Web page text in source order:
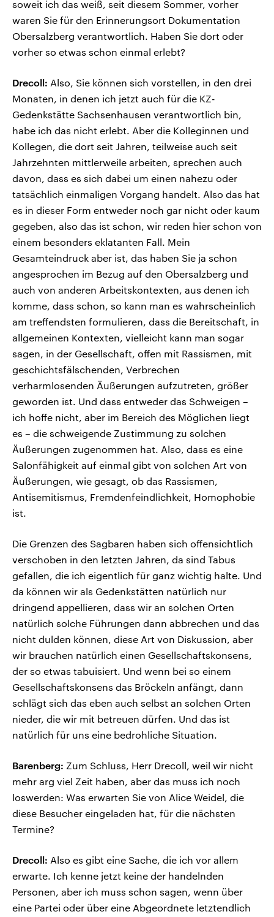
soweit ich das weiß, seit diesem Sommer, vorher
waren Sie für den Erinnerungsort Dokumentation
Obersalzberg verantwortlich. Haben Sie dort oder
vorher so etwas schon einmal erlebt?
Drecoll: Also, Sie können sich vorstellen, in den drei
Monaten, in denen ich jetzt auch für die KZ-
Gedenkstätte Sachsenhausen verantwortlich bin,
habe ich das nicht erlebt. Aber die Kolleginnen und
Kollegen, die dort seit Jahren, teilweise auch seit
Jahrzehnten mittlerweile arbeiten, sprechen auch
davon, dass es sich dabei um einen nahezu oder
tatsächlich einmaligen Vorgang handelt. Also das hat
es in dieser Form entweder noch gar nicht oder kaum
gegeben, also das ist schon, wir reden hier schon von
einem besonders eklatanten Fall. Mein
Gesamteindruck aber ist, das haben Sie ja schon
angesprochen im Bezug auf den Obersalzberg und
auch von anderen Arbeitskontexten, aus denen ich
komme, dass schon, so kann man es wahrscheinlich
am treffendsten formulieren, dass die Bereitschaft, in
allgemeinen Kontexten, vielleicht kann man sogar
sagen, in der Gesellschaft, offen mit Rassismen, mit
geschichtsfälschenden, Verbrechen
verharmlosenden Äußerungen aufzutreten, größer
geworden ist. Und dass entweder das Schweigen –
ich hoffe nicht, aber im Bereich des Möglichen liegt
es – die schweigende Zustimmung zu solchen
Äußerungen zugenommen hat. Also, dass es eine
Salonfähigkeit auf einmal gibt von solchen Art von
Äußerungen, wie gesagt, ob das Rassismen,
Antisemitismus, Fremdenfeindlichkeit, Homophobie
ist.
Die Grenzen des Sagbaren haben sich offensichtlich
verschoben in den letzten Jahren, da sind Tabus
gefallen, die ich eigentlich für ganz wichtig halte. Und
da können wir als Gedenkstätten natürlich nur
dringend appellieren, dass wir an solchen Orten
natürlich solche Führungen dann abbrechen und das
nicht dulden können, diese Art von Diskussion, aber
wir brauchen natürlich einen Gesellschaftskonsens,
der so etwas tabuisiert. Und wenn bei so einem
Gesellschaftskonsens das Bröckeln anfängt, dann
schlägt sich das eben auch selbst an solchen Orten
nieder, die wir mit betreuen dürfen. Und das ist
natürlich für uns eine bedrohliche Situation.
Barenberg: Zum Schluss, Herr Drecoll, weil wir nicht
mehr arg viel Zeit haben, aber das muss ich noch
loswerden: Was erwarten Sie von Alice Weidel, die
diese Besucher eingeladen hat, für die nächsten
Termine?
Drecoll: Also es gibt eine Sache, die ich vor allem
erwarte. Ich kenne jetzt keine der handelnden
Personen, aber ich muss schon sagen, wenn über
eine Partei oder über eine Abgeordnete letztendlich